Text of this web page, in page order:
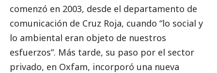
comenzó en 2003, desde el departamento de
comunicación de Cruz Roja, cuando “lo social y
lo ambiental eran objeto de nuestros
esfuerzos”. Más tarde, su paso por el sector
privado, en Oxfam, incorporó una nueva